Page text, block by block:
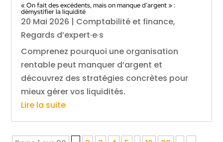
« On fait des excédents, mais on manque d’argent » :
démystifier la liquidité
20 Mai 2026 | Comptabilité et finance,
Regards d’expert·e·s
Comprenez pourquoi une organisation
rentable peut manquer d’argent et
découvrez des stratégies concrètes pour
mieux gérer vos liquidités.
Lire la suite